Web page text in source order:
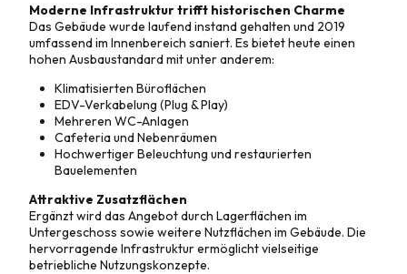
Moderne Infrastruktur trifft historischen Charme
Das Gebäude wurde laufend instand gehalten und 2019
umfassend im Innenbereich saniert. Es bietet heute einen
hohen Ausbaustandard mit unter anderem:
Klimatisierten Büroflächen
EDV-Verkabelung (Plug & Play)
Mehreren WC-Anlagen
Cafeteria und Nebenräumen
Hochwertiger Beleuchtung und restaurierten
Bauelementen
Attraktive Zusatzflächen
Ergänzt wird das Angebot durch Lagerflächen im
Untergeschoss sowie weitere Nutzflächen im Gebäude. Die
hervorragende Infrastruktur ermöglicht vielseitige
betriebliche Nutzungskonzepte.